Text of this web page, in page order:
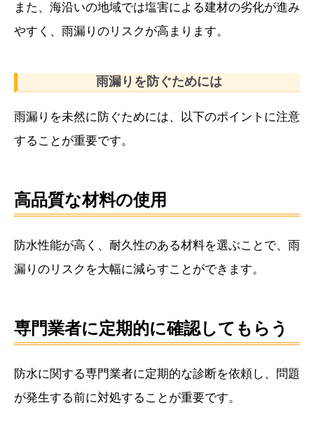
また、海沿いの地域では塩害による建材の劣化が進み
やすく、雨漏りのリスクが高まります。
雨漏りを防ぐためには
雨漏りを未然に防ぐためには、以下のポイントに注意
することが重要です。
高品質な材料の使用
防水性能が高く、耐久性のある材料を選ぶことで、雨
漏りのリスクを大幅に減らすことができます。
専門業者に定期的に確認してもらう
防水に関する専門業者に定期的な診断を依頼し、問題
が発生する前に対処することが重要です。